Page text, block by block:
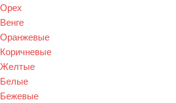
Орех
Венге
Оранжевые
Коричневые
Желтые
Белые
Бежевые